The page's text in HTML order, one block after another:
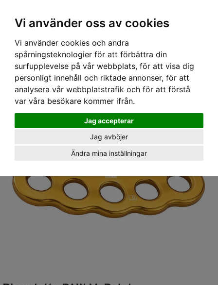
Vi använder oss av cookies
Vi använder cookies och andra
spårningsteknologier för att förbättra din
surfupplevelse på vår webbplats, för att visa dig
personligt innehåll och riktade annonser, för att
analysera vår webbplatstrafik och för att förstå
var våra besökare kommer ifrån.
Jag accepterar
Jag avböjer
Ändra mina inställningar
Hem›Utrustning› Riggplatta PAW M, Petzl